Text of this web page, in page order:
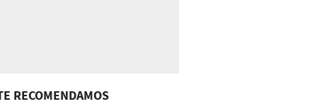
RECOMENDAMOS